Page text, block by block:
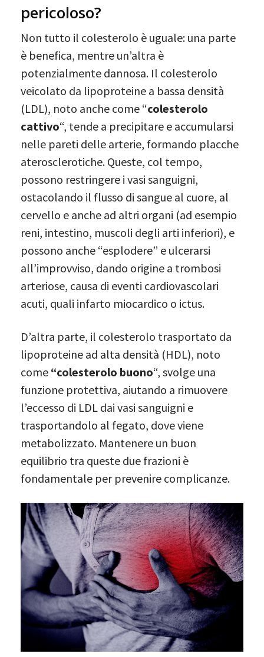
pericoloso?
Non tutto il colesterolo è uguale: una parte
è benefica, mentre un’altra è
potenzialmente dannosa. Il colesterolo
veicolato da lipoproteine a bassa densità
(LDL), noto anche come “colesterolo
cattivo“, tende a precipitare e accumularsi
nelle pareti delle arterie, formando placche
aterosclerotiche. Queste, col tempo,
possono restringere i vasi sanguigni,
ostacolando il flusso di sangue al cuore, al
cervello e anche ad altri organi (ad esempio
reni, intestino, muscoli degli arti inferiori), e
possono anche “esplodere” e ulcerarsi
all’improvviso, dando origine a trombosi
arteriose, causa di eventi cardiovascolari
acuti, quali infarto miocardico o ictus.
D’altra parte, il colesterolo trasportato da
lipoproteine ad alta densità (HDL), noto
come “colesterolo buono“, svolge una
funzione protettiva, aiutando a rimuovere
l’eccesso di LDL dai vasi sanguigni e
trasportandolo al fegato, dove viene
metabolizzato. Mantenere un buon
equilibrio tra queste due frazioni è
fondamentale per prevenire complicanze.